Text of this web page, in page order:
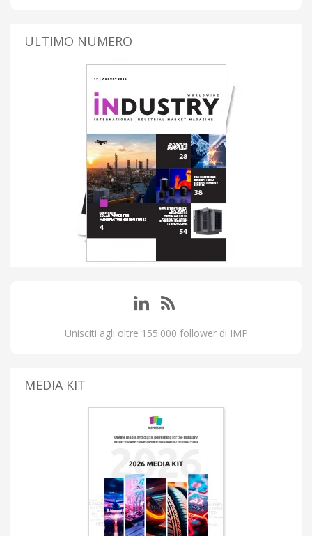
ULTIMO NUMERO
Unisciti agli oltre 155.000 follower di IMP
MEDIA KIT